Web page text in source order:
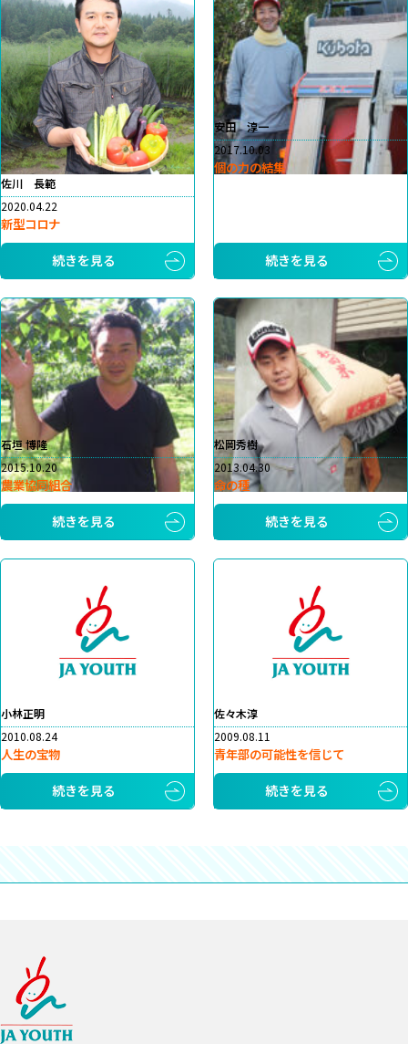
佐川 長範
2020.04.22
新型コロナ
続きを見る
安田 淳一
2017.10.03
個の力の結集
続きを見る
石垣 博隆
2015.10.20
農業協同組合
続きを見る
松岡秀樹
2013.04.30
命の種
続きを見る
小林正明
2010.08.24
人生の宝物
続きを見る
佐々木淳
2009.08.11
青年部の可能性を信じて
続きを見る